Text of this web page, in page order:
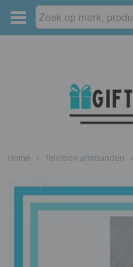
Home › Telefoon armbanden ›